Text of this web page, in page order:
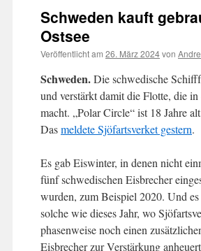
Schweden kauft
Ostsee
Veröffentlicht am 26. März 2024von
Schweden.Die schwedische
und verstärkt damit die Flotte, die
macht. „Polar Circle“ ist 18 Jahre
Dasmeldete Sjöfartsverket gestern.
Es gab Eiswinter, in denen nicht
fünf schwedischen Eisbrecher
wurden, zum Beispiel 2020. Und
solche wie dieses Jahr, wo
phasenweise noch einen
Eisbrecher zur Verstärkung